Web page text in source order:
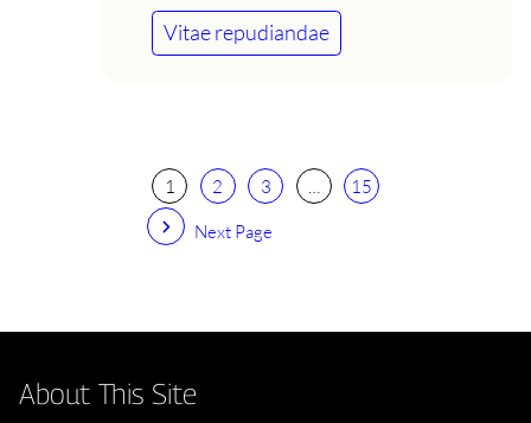
Vitae repudiandae
1 2 3
15
Next Page
About This Site